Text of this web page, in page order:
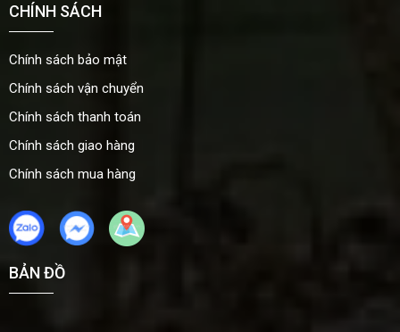
CHÍNH SÁCH
Chính sách bảo mật
Chính sách vận chuyển
Chính sách thanh toán
Chính sách giao hàng
Chính sách mua hàng
BẢN ĐỒ